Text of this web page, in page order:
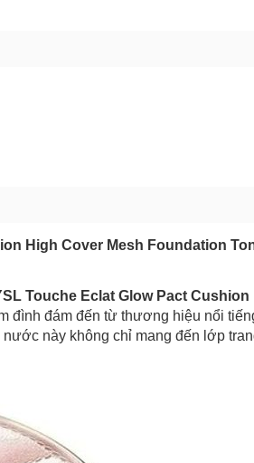
High Cover Mesh Foundation
Touche Eclat Glow Pact Cushion
đình đám đến từ thương hiệu nổi
nước này không chỉ mang đến lớp